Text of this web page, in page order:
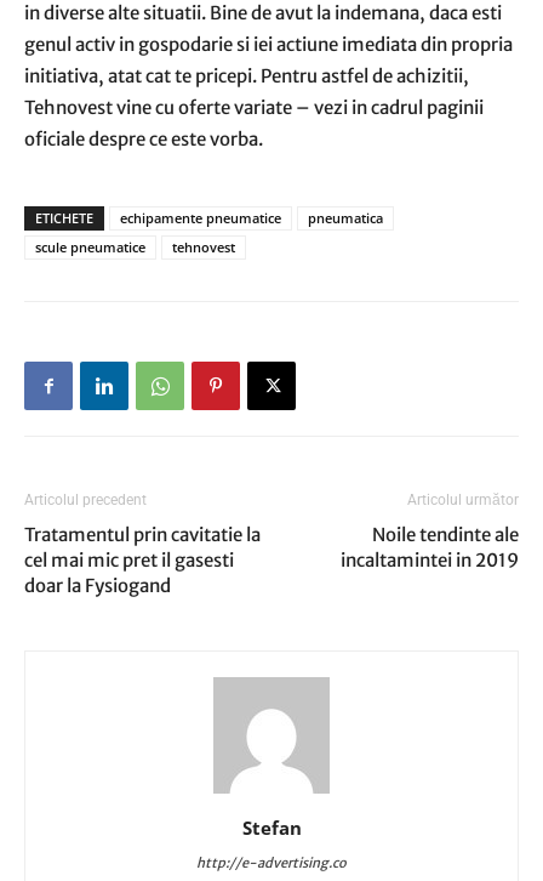
in diverse alte situatii. Bine de avut la indemana, daca esti
genul activ in gospodarie si iei actiune imediata din propria
initiativa, atat cat te pricepi. Pentru astfel de achizitii,
Tehnovest vine cu oferte variate – vezi in cadrul paginii
oficiale despre ce este vorba.
ETICHETE echipamente pneumatice
pneumatica
scule pneumatice
tehnovest
Articolul precedent
Tratamentul prin cavitatie la
cel mai mic pret il gasesti
doar la Fysiogand
Articolul următor
Noile tendinte ale
incaltamintei in 2019
Stefan
http://e-advertising.co